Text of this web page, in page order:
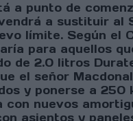
a punto de
a sustituir
límite. Según el
para aquellos
de 2.0 litros
el señor
y ponerse a
nuevos
asientos y